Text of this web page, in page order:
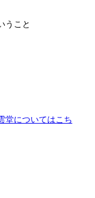
うこと
堂についてはこち